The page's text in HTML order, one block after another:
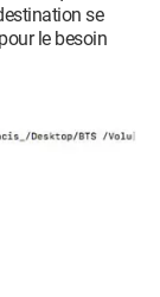
se
le besoin